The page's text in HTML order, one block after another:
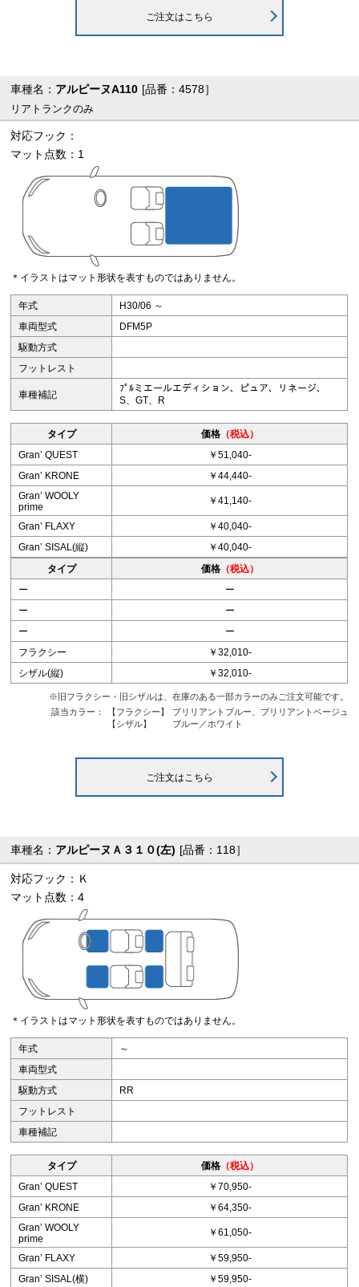
ご注文はこちら
車種名： アルピーヌA110 [品番：4578］
リアトランクのみ
対応フック：
マット点数：1
＊イラストはマット形状を表すものではありません。
年式
H30/06 ～
車両型式
DFM5P
駆動方式
フットレスト
車種補記
ﾌﾟﾙミエールエディション、ピュア、リネージ、
S、GT、R
タイプ 価格（税込）
Granʼ QUEST
￥51,040-
Granʼ KRONE
￥44,440-
Granʼ WOOLY
prime
￥41,140-
Granʼ FLAXY
￥40,040-
Granʼ SISAL(縦)
￥40,040-
タイプ
価格（税込）
ー
ー
ー
ー
ー
ー
フラクシー
￥32,010-
シザル(縦)
￥32,010-
※旧フラクシー・旧シザルは、在庫のある一部カラーのみご注文可能です。
該当カラー：
【フラクシー】
ブリリアントブルー、ブリリアントベージュ
【シザル】
ブルー／ホワイト
ご注文はこちら
車種名： アルピーヌＡ３１０(左) [品番：118］
対応フック：Ｋ
マット点数：4
＊イラストはマット形状を表すものではありません。
年式
～
車両型式
駆動方式
RR
フットレスト
車種補記
タイプ 価格（税込）
Granʼ QUEST
￥70,950-
Granʼ KRONE
￥64,350-
Granʼ WOOLY
prime
￥61,050-
Granʼ FLAXY
￥59,950-
Granʼ SISAL(横)
￥59,950-